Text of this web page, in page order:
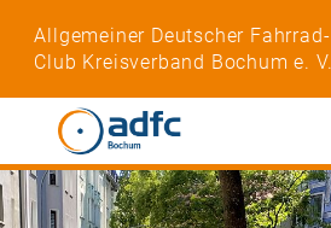
Allgemeiner Deutscher Fahrrad-
Club Kreisverband Bochum e. V.